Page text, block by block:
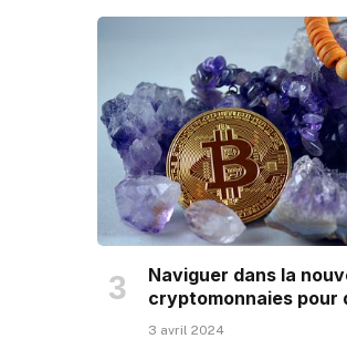
Naviguer dans la
cryptomonnaies pour
3 avril 2024